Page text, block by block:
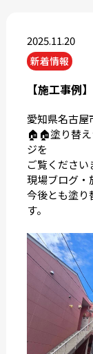
2025.11.20
新着情報
【施工事
愛知県名古
🏠🏠塗り替
ジを
ご覧くださ
現場ブログ
今後とも塗り
す。